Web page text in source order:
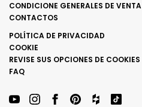
CONDICIONE GENERALES DE VENTA
CONTACTOS
POLÍTICA DE PRIVACIDAD
COOKIE
REVISE SUS OPCIONES DE COOKIES
FAQ